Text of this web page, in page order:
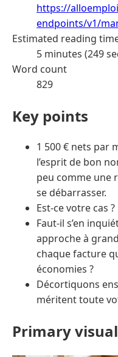
https://
endpoints/v1/
Estimated reading
5 minutes (249
Word count
829
Key points
1 500 € nets par
l’esprit de bon
peu comme une
se débarrasser.
Est-ce votre cas ?
Faut-il s’en
approche à
chaque facture
économies ?
Décortiquons
méritent toute
Primary visual